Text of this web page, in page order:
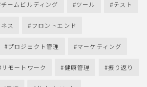
チームビルディング ツール テスト
ス フロントエンド
プロジェクト管理 マーケティング
リモートワーク 健康管理 振り返り